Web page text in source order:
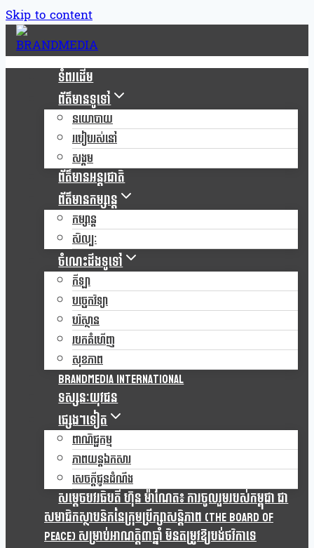
Skip to content
ទំពរដើម
ព័ត៌មានទូទៅ
នយោបាយ
របៀបរស់នៅ
សង្គម
ព័ត៌មានអន្តរជាតិ
ព័ត៌មានកម្សាន្ត
កម្សាន្ត
សិល្បៈ
ចំណេះដឹងទូទៅ
កីឡា
បច្ចេកវិទ្យា
បរិស្ថាន
របកគំហើញ
សុខភាព
Brandmedia international
ទស្សនៈយុវជន
ផ្សេងៗទៀត
ពាណិជ្ជកម្ម
ភាពយន្តឯកសារ
សេចក្តីជូនដំណឹង
សម្តេចបវរធិបតី ហ៊ុន ម៉ាណែត៖ ការចូលរួមរបស់កម្ពុជា ជា
សមាជិកស្ថាបនិកនៃក្រុមប្រឹក្សាសន្តិភាព (The Board Of
Peace) សម្រាប់អាណត្តិ៣ឆ្នាំ មិនតម្រូវឱ្យបង់ថវិកាទេ